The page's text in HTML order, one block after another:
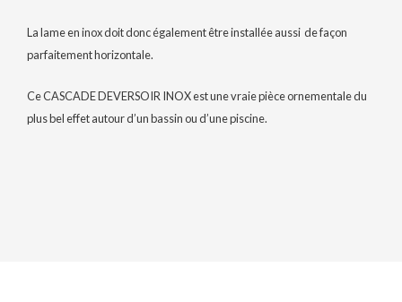
La lame en inox doit donc également être installée aussi de façon
parfaitement horizontale.
Ce CASCADE DEVERSOIR INOX est une vraie pièce ornementale du
plus bel effet autour d’un bassin ou d’une piscine.